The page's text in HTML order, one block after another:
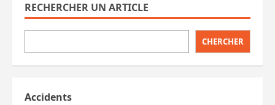
MàJ,
des
arrêtés
RECHERCHER UN ARTICLE
CHERCHER
Accidents